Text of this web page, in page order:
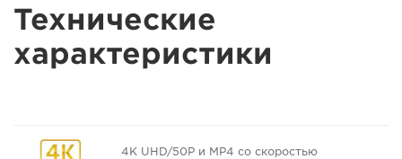
Технические
характеристики
4K UHD/50P и MP4 со скоростью